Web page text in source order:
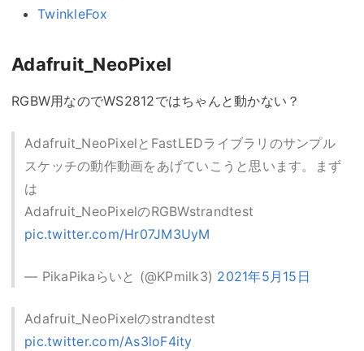
TwinkleFox
Adafruit_NeoPixel
RGBW用なのでWS2812ではちゃんと動かない？
Adafruit_NeoPixelとFastLEDライブラリのサンプル
スケッチの動作動画をあげていこうと思います。まず
は
Adafruit_NeoPixelのRGBWstrandtest
pic.twitter.com/Hr07JM3UyM
— PikaPikaらいと (@KPmilk3) 2021年5月15日
Adafruit_NeoPixelのstrandtest
pic.twitter.com/As3loF4ity